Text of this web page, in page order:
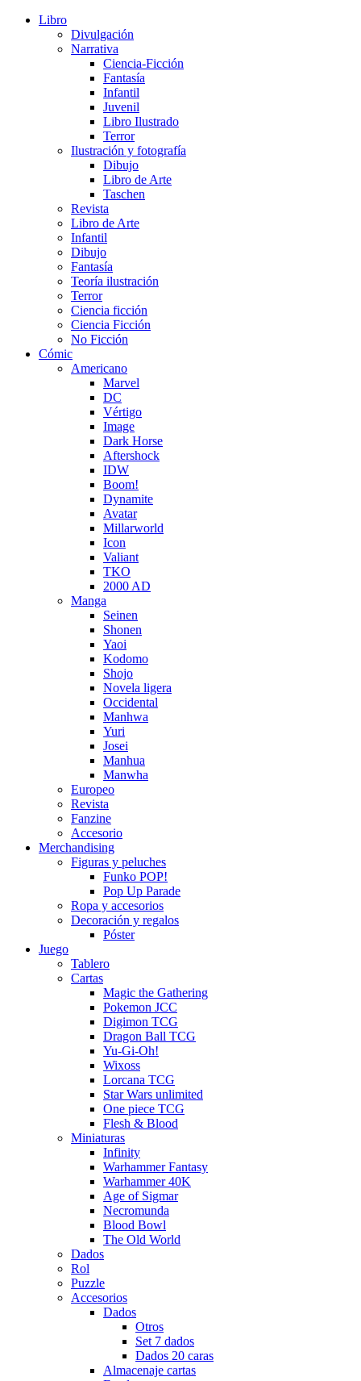
Libro
Divulgación
Narrativa
Ciencia-Ficción
Fantasía
Infantil
Juvenil
Libro Ilustrado
Terror
Ilustración y fotografía
Dibujo
Libro de Arte
Taschen
Revista
Libro de Arte
Infantil
Dibujo
Fantasía
Teoría ilustración
Terror
Ciencia ficción
Ciencia Ficción
No Ficción
Cómic
Americano
Marvel
DC
Vértigo
Image
Dark Horse
Aftershock
IDW
Boom!
Dynamite
Avatar
Millarworld
Icon
Valiant
TKO
2000 AD
Manga
Seinen
Shonen
Yaoi
Kodomo
Shojo
Novela ligera
Occidental
Manhwa
Yuri
Josei
Manhua
Manwha
Europeo
Revista
Fanzine
Accesorio
Merchandising
Figuras y peluches
Funko POP!
Pop Up Parade
Ropa y accesorios
Decoración y regalos
Póster
Juego
Tablero
Cartas
Magic the Gathering
Pokemon JCC
Digimon TCG
Dragon Ball TCG
Yu-Gi-Oh!
Wixoss
Lorcana TCG
Star Wars unlimited
One piece TCG
Flesh & Blood
Miniaturas
Infinity
Warhammer Fantasy
Warhammer 40K
Age of Sigmar
Necromunda
Blood Bowl
The Old World
Dados
Rol
Puzzle
Accesorios
Dados
Otros
Set 7 dados
Dados 20 caras
Almacenaje cartas